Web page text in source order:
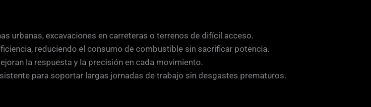
urbanas, excavaciones en carreteras o terrenos de difícil acceso.
reduciendo el consumo de combustible sin sacrificar potencia.
la respuesta y la precisión en cada movimiento.
para soportar largas jornadas de trabajo sin desgastes prematuros.